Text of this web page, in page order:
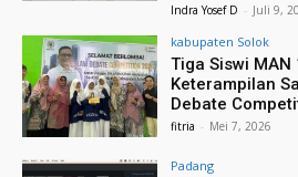
Indra Yosef D - Juli 9,
kabupaten Solok
Tiga Siswi MAN
Keterampilan
Debate
fitria - Mei 7, 2026
Padang